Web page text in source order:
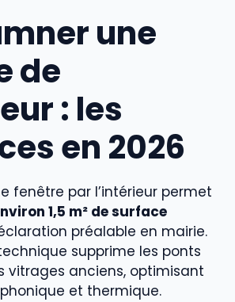
une
de
: les
en 2026
fenêtre par l’intérieur permet
1,5 m² de surface
préalable en mairie.
supprime les ponts
vitrages anciens, optimisant
et thermique.